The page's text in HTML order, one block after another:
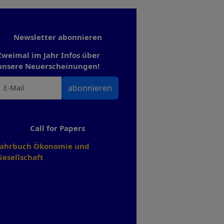
Newsletter abonnieren
im Jahr Infos über
Neuerscheinungen!
abonnieren
Call for Papers
Ökonomie und